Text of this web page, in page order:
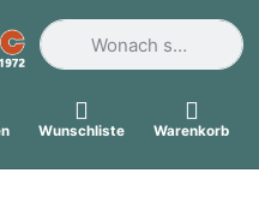
Geben Sie einen
Wunschliste Warenkorb